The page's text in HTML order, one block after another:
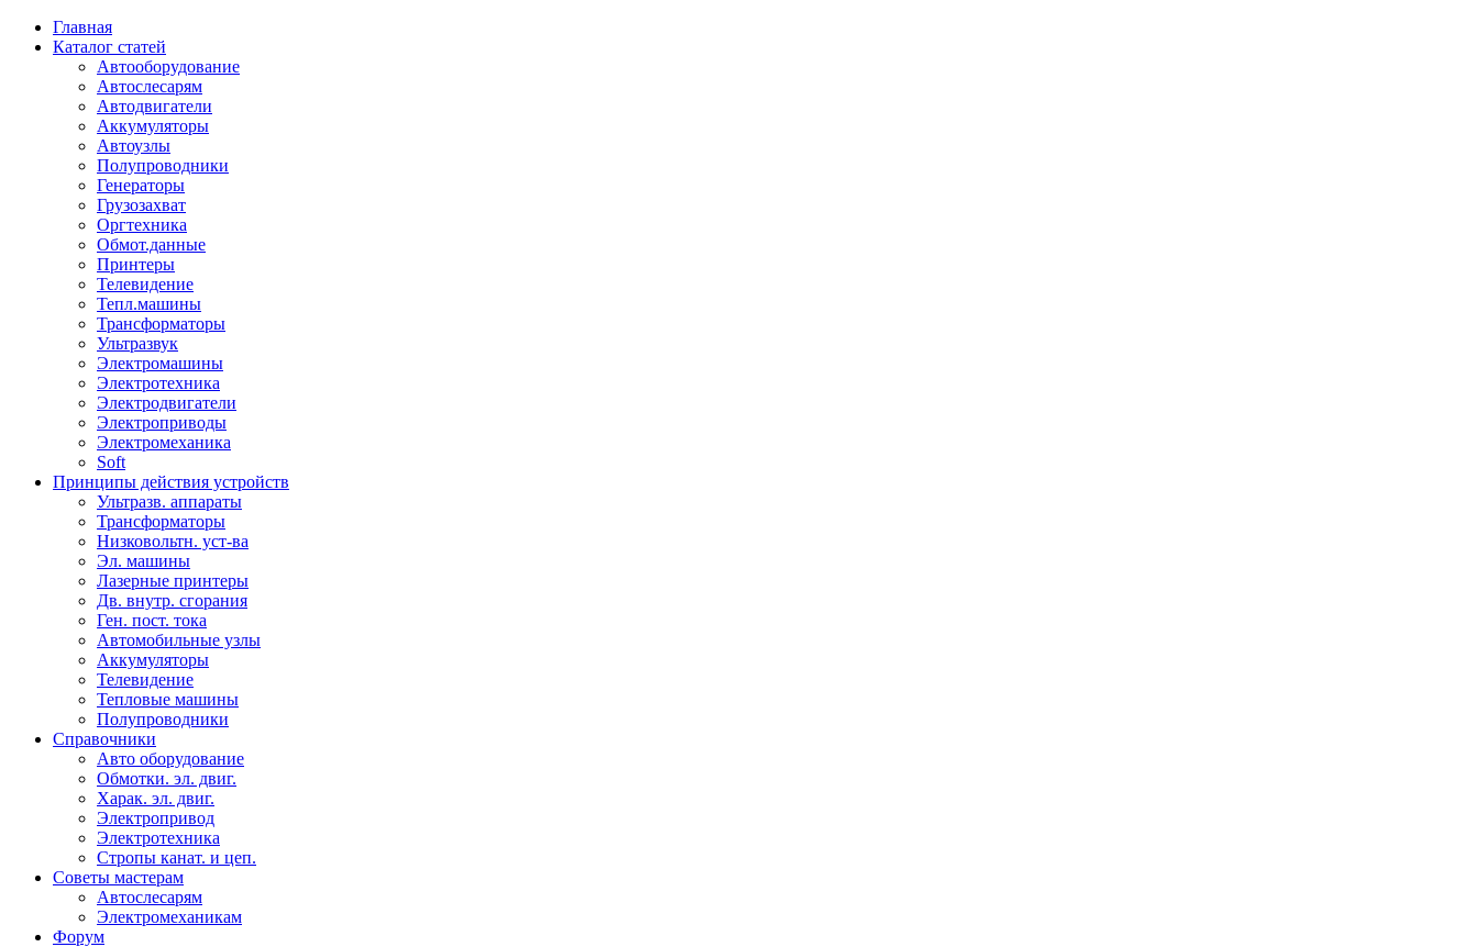
Главная
Каталог статей
Автооборудование
Автослесарям
Автодвигатели
Аккумуляторы
Автоузлы
Полупроводники
Генераторы
Грузозахват
Оргтехника
Обмот.данные
Принтеры
Телевидение
Тепл.машины
Трансформаторы
Ультразвук
Электромашины
Электротехника
Электродвигатели
Электроприводы
Электромеханика
Soft
Принципы действия устройств
Ультразв. аппараты
Трансформаторы
Низковольтн. уст-ва
Эл. машины
Лазерные принтеры
Дв. внутр. сгорания
Ген. пост. тока
Автомобильные узлы
Аккумуляторы
Телевидение
Тепловые машины
Полупроводники
Справочники
Авто оборудование
Обмотки. эл. двиг.
Харак. эл. двиг.
Электропривод
Электротехника
Стропы канат. и цеп.
Советы мастерам
Автослесарям
Электромеханикам
Форум